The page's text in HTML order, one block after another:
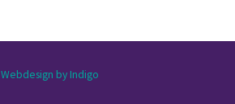
Webdesign by Indigo